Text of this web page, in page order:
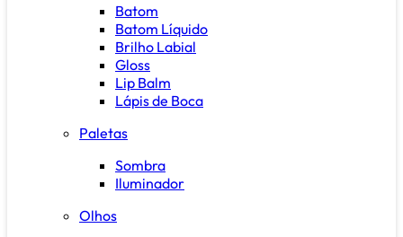
Batom
Batom Líquido
Brilho Labial
Gloss
Lip Balm
Lápis de Boca
Paletas
Sombra
Iluminador
Olhos